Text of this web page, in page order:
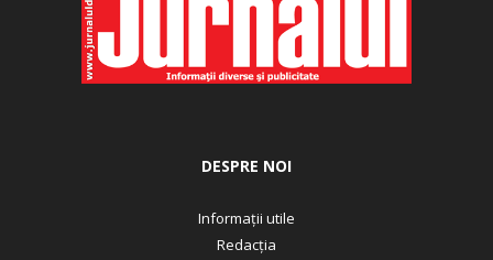
DESPRE NOI
Informații utile
Redacția